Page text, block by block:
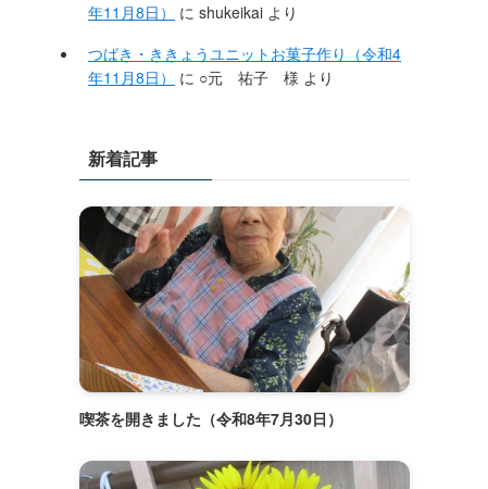
年11月8日）
に shukeikai より
つばき・ききょうユニットお菓子作り（令和4
年11月8日）
に ○元 祐子 様 より
新着記事
喫茶を開きました（令和8年7月30日）